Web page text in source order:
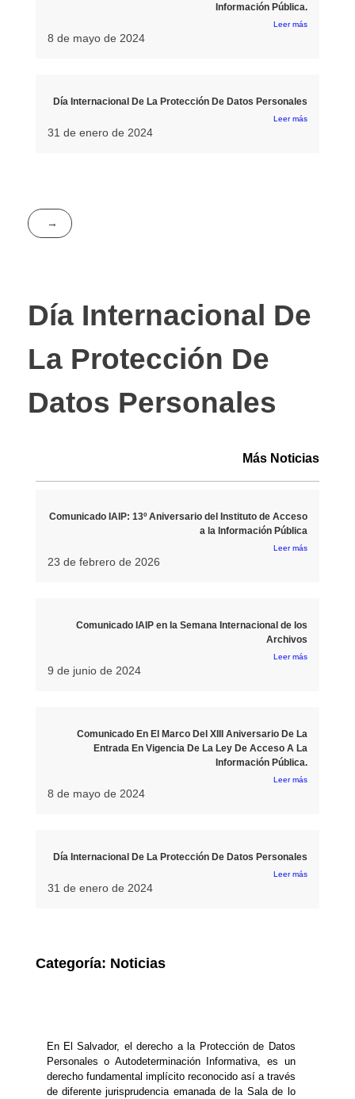
Información Pública.
Leer más
8 de mayo de 2024
Día Internacional De La Protección De Datos Personales
Leer más
31 de enero de 2024
Día Internacional De
La Protección De
Datos Personales
Más Noticias
Comunicado IAIP: 13º Aniversario del Instituto de Acceso
a la Información Pública
Leer más
23 de febrero de 2026
Comunicado IAIP en la Semana Internacional de los
Archivos
Leer más
9 de junio de 2024
Comunicado En El Marco Del XIII Aniversario De La
Entrada En Vigencia De La Ley De Acceso A La
Información Pública.
Leer más
8 de mayo de 2024
Día Internacional De La Protección De Datos Personales
Leer más
31 de enero de 2024
Categoría: Noticias
En El Salvador, el derecho a la Protección de Datos
Personales o Autodeterminación Informativa, es un
derecho fundamental implícito reconocido así a través
de diferente jurisprudencia emanada de la Sala de lo